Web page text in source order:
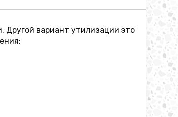
Другой вариант утилизации это